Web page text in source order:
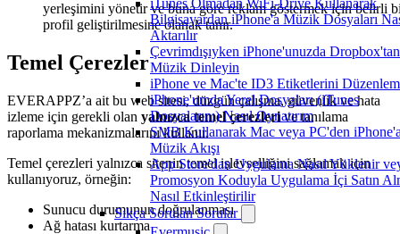
iTunes Olmadan WiFi-Drive Kullanarak
Bilgisayardan iPhone'a Müzik Dosyaları
Aktarılır
Çevrimdışıyken iPhone'unuzda Dropbox'tan
Müzik Dinleyin
iPhone ve Mac'te ID3 Etiketlerini
iPhone'umda Yerel Dosyaları (iTunes
Dosyalarını) Nasıl Oynatırım
SMB Kullanarak Mac veya PC'den
Müzik Akışı
App Store'dan Uygulama Nasıl Yüklenir
Promosyon Koduyla Uygulama İçi Satın
Nasıl Etkinleştirilir
Sıkça Sorulan Sorular
yerleşimini yönetir ve buna göre reklam göstermek için belirli
profil geliştirilmesine olanak tanır.
Temel Çerezler
EVERAPPZ’a ait bu web sitesi, düzgün çalışma, güvenlik ve hata
izleme için gerekli olan yalnızca temel çerezlerive tanılama
raporlama mekanizmalarını kullanır.
Temel çerezleri yalnızca sitenin temel işlevselliğini sağlamak için
kullanıyoruz, örneğin:
Sunucu durumunun doğrulanması
Ağ hatası kurtarma